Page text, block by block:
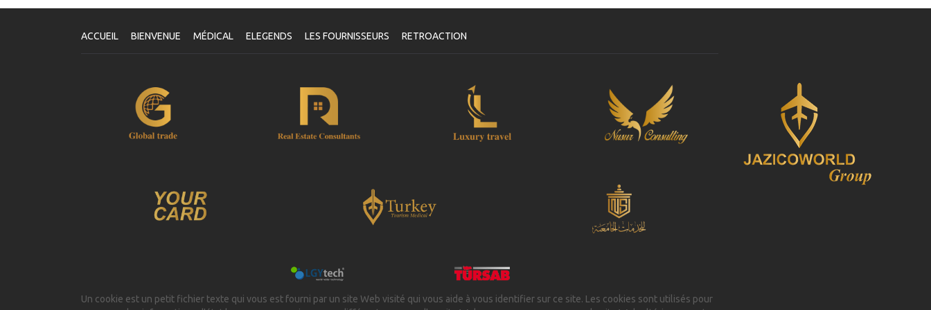
votre paiement a été traité, il vous sera demandé de reconfirmer
Votre Santé est Notre Priorité !
ACCUEIL BIENVENUE MÉDICAL ELEGENDS LES FOURNISSEURS RETROACTION
Un cookie est un petit fichier texte qui vous est fourni par un site Web visité qui vous aide à vous identifier sur ce site. Les cookies sont utilisés pour